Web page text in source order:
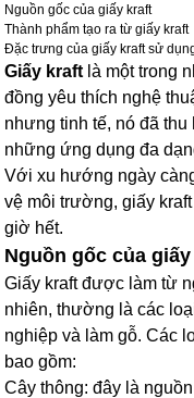
Nguồn gốc của giấy kraft
Thành phẩm tạo ra từ giấy kraft
Đặc trưng của giấy kraft sử
Giấy kraft là một trong
đồng yêu thích nghệ
nhưng tinh tế, nó đã
những ứng dụng đa
Với xu hướng ngày
vệ môi trường, giấy
giờ hết.
Nguồn gốc của
Giấy kraft được làm từ
nhiên, thường là các
nghiệp và làm gỗ. Các
bao gồm:
Cây thông: đây là